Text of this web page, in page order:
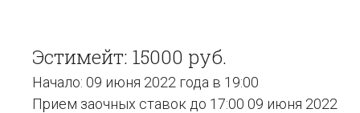
Эстимейт: 15000 руб.
Начало: 09 июня 2022 года в 19:00
Прием заочных ставок до 17:00 09 июня 2022